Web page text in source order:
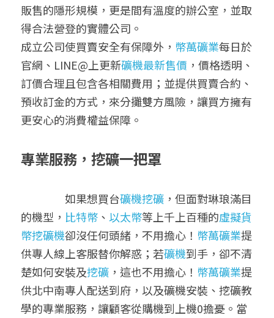
販售的隱形規模，更是間有溫度的辦公室，並取
得合法營登的實體公司。
成立公司使買賣安全有保障外， 幣萬礦業每日於
官網、LINE@上更新礦機最新售價 ，價格透明、
訂價合理且包含各相關費用；並提供買賣合約、
預收訂金的方式，來分攤雙方風險，讓買方擁有
更安心的消費權益保障。
專業服務，挖礦一把罩
如果想買台礦機挖礦 ，但面對琳琅滿目
的機型， 比特幣 、 以太幣等上千上百種的虛擬貨
幣挖礦機卻沒任何頭緒，不用擔心！ 幣萬礦業提
供專人線上客服替你解惑；若礦機到手，卻不清
楚如何安裝及挖礦 ，這也不用擔心！ 幣萬礦業提
供北中南專人配送到府，以及礦機安裝、挖礦教
學的專業服務，讓顧客從購機到上機0擔憂。當